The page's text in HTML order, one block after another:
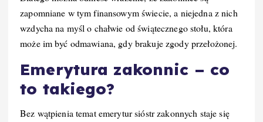
zapomniane w tym finansowym świecie, a niejedna z nich
wzdycha na myśl o chałwie od świątecznego stołu, która
może im być odmawiana, gdy brakuje zgody przełożonej.
Emerytura zakonnic – co
to takiego?
Bez wątpienia temat emerytur sióstr zakonnych staje się